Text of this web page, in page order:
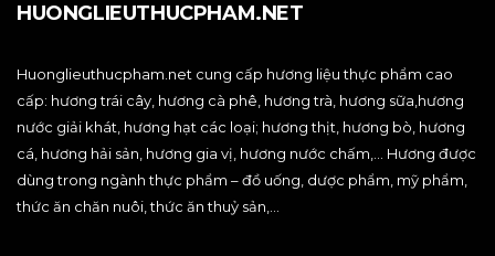
HUONGLIEUTHUCPHAM.NET
Huonglieuthucpham.net cung cấp hương liệu thực phẩm cao
cấp: hương trái cây, hương cà phê, hương trà, hương sữa,hương
nước giải khát, hương hạt các loại; hương thịt, hương bò, hương
cá, hương hải sản, hương gia vị, hương nước chấm,… Hương được
dùng trong ngành thực phẩm – đồ uống, dược phẩm, mỹ phẩm,
thức ăn chăn nuôi, thức ăn thuỷ sản,…